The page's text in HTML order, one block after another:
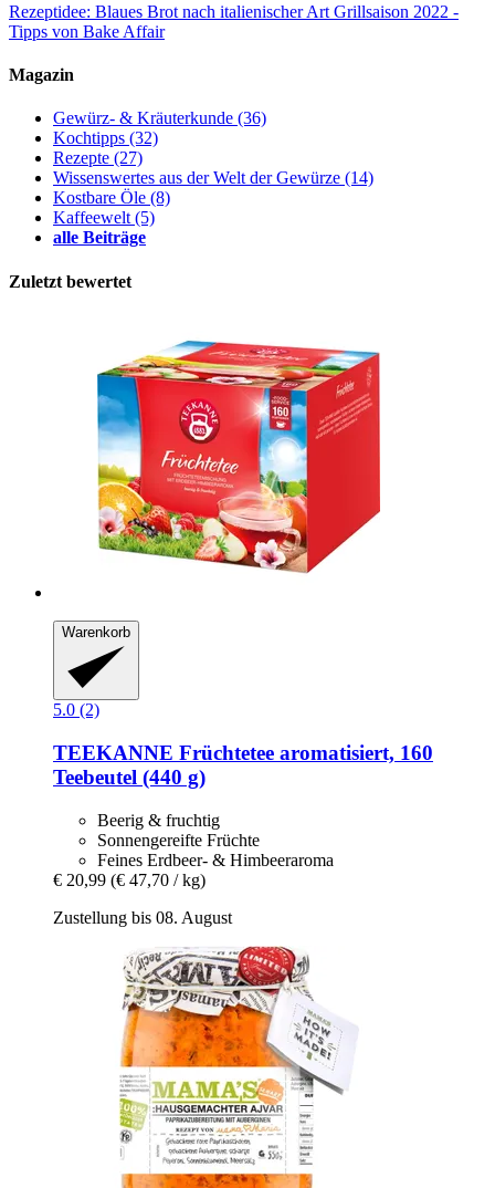
Rezeptidee: Blaues Brot nach italienischer Art Grillsaison 2022 -
Tipps von Bake Affair
Magazin
Gewürz- & Kräuterkunde (36)
Kochtipps (32)
Rezepte (27)
Wissenswertes aus der Welt der Gewürze (14)
Kostbare Öle (8)
Kaffeewelt (5)
alle Beiträge
Zuletzt bewertet
Warenkorb
5.0 (2)
TEEKANNE Früchtetee aromatisiert, 160
Teebeutel (440 g)
Beerig & fruchtig
Sonnengereifte Früchte
Feines Erdbeer- & Himbeeraroma
€ 20,99 (€ 47,70 / kg)
Zustellung bis 08. August